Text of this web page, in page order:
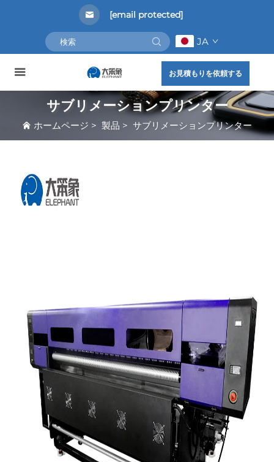
[email protected]
JA
お見積もりを依頼する
サブリメーションプリンター
ホームページ > 製品 > サブリメーションプリンター